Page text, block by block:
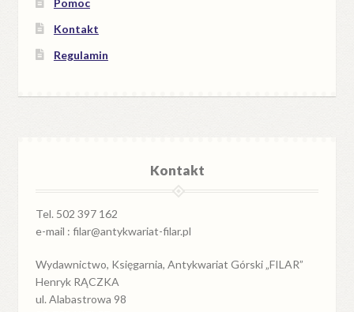
Pomoc
Kontakt
Regulamin
Kontakt
Tel. 502 397 162
e-mail : filar@antykwariat-filar.pl
Wydawnictwo, Księgarnia, Antykwariat Górski „FILAR”
Henryk RĄCZKA
ul. Alabastrowa 98